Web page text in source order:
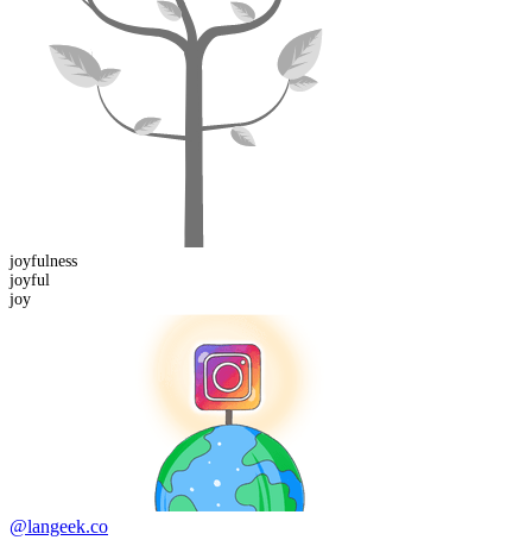
joyfulness
joyful
joy
@langeek.co